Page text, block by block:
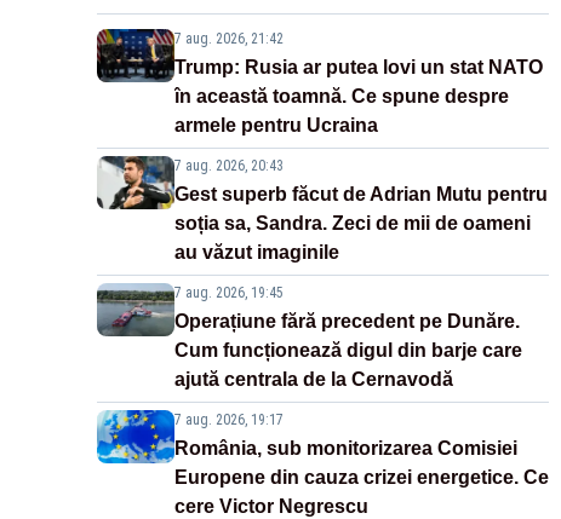
7 aug. 2026, 21:42
Trump: Rusia ar putea lovi un stat NATO
în această toamnă. Ce spune despre
armele pentru Ucraina
7 aug. 2026, 20:43
Gest superb făcut de Adrian Mutu pentru
soția sa, Sandra. Zeci de mii de oameni
au văzut imaginile
7 aug. 2026, 19:45
Operațiune fără precedent pe Dunăre.
Cum funcționează digul din barje care
ajută centrala de la Cernavodă
7 aug. 2026, 19:17
România, sub monitorizarea Comisiei
Europene din cauza crizei energetice. Ce
cere Victor Negrescu